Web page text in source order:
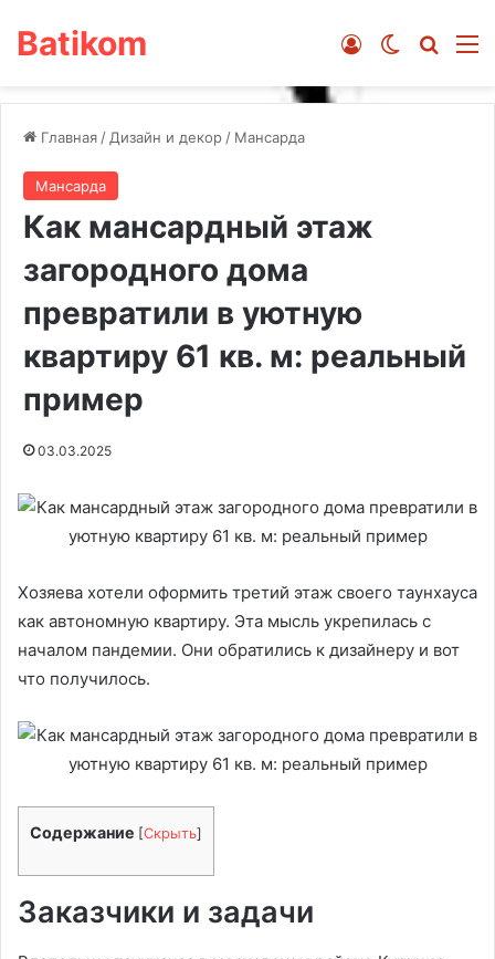
Batikom Switch skin
Войти
Главная / Дизайн и декор / Мансарда
Мансарда
Как мансардный этаж
загородного дома
превратили в уютную
квартиру 61 кв. м: реальный
пример
03.03.2025
Хозяева хотели оформить третий этаж своего таунхауса
как автономную квартиру. Эта мысль укрепилась с
началом пандемии. Они обратились к дизайнеру и вот
что получилось.
Содержание [Скрыть]
Заказчики и задачи